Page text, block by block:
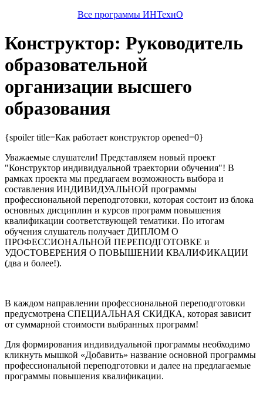
Все программы ИНТехнО
Конструктор: Руководитель
образовательной
организации высшего
образования
{spoiler title=Как работает конструктор opened=0}
Уважаемые слушатели! Представляем новый проект
"Конструктор индивидуальной траектории обучения"! В
рамках проекта мы предлагаем возможность выбора и
составления ИНДИВИДУАЛЬНОЙ программы
профессиональной переподготовки, которая состоит из блока
основных дисциплин и курсов программ повышения
квалификации соответствующей тематики. По итогам
обучения слушатель получает ДИПЛОМ О
ПРОФЕССИОНАЛЬНОЙ ПЕРЕПОДГОТОВКЕ и
УДОСТОВЕРЕНИЯ О ПОВЫШЕНИИ КВАЛИФИКАЦИИ
(два и более!).
В каждом направлении профессиональной переподготовки
предусмотрена СПЕЦИАЛЬНАЯ СКИДКА, которая зависит
от суммарной стоимости выбранных программ!
Для формирования индивидуальной программы необходимо
кликнуть мышкой «Добавить» название основной программы
профессиональной переподготовки и далее на предлагаемые
программы повышения квалификации.